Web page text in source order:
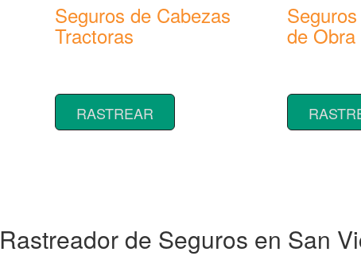
Seguros de Cabezas
Tractoras
RASTREAR
de Obra
Rastreador de Seguros en San